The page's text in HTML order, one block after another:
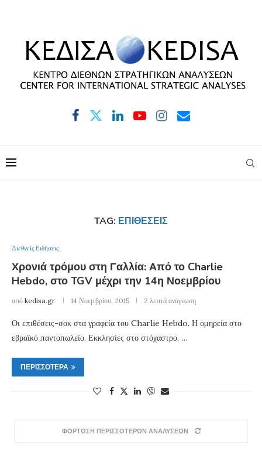
TAG: ΕΠΙΘΈΣΕΙΣ
Διεθνείς Ειδήσεις
Χρονιά τρόμου στη Γαλλία: Από το Charlie
Hebdo, στο TGV μέχρι την 14η Νοεμβρίου
από kedisa.gr 14 Νοεμβρίου, 2015 2 λεπτά ανάγνωση
Οι επιθέσεις-σοκ στα γραφεία του Charlie Hebdo. Η ομηρεία στο
εβραϊκό παντοπωλείο. Εκκλησίες στο στόχαστρο, …
ΠΕΡΙΣΣΌΤΕΡΑ
ΦΟΡΤΩΣΗ ΠΕΡΙΣΣΟΤΕΡΩΝ ΑΝΑΛΥΣΕΩΝ